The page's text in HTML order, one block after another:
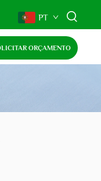
PT
ORÇAMENTO